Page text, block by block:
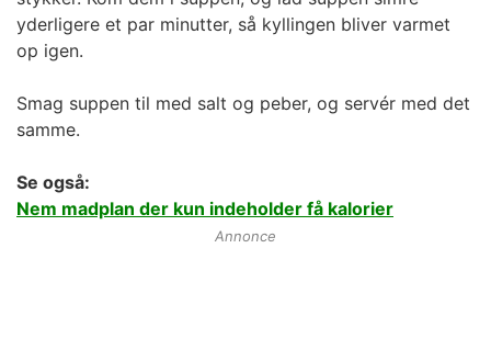
yderligere et par minutter, så kyllingen bliver varmet
op igen.
Smag suppen til med salt og peber, og servér med det
samme.
Se også:
Nem madplan der kun indeholder få kalorier
Annonce